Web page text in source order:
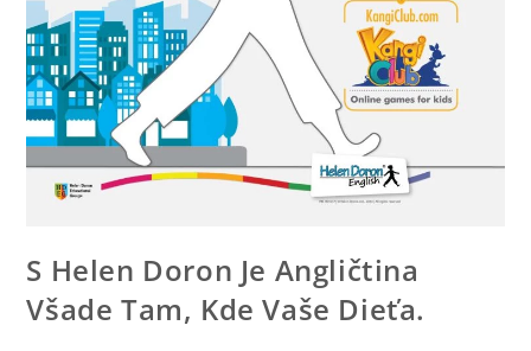
S Helen Doron Je Angličtina
Všade Tam, Kde Vaše Dieťa.